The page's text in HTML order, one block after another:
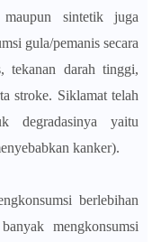
sintetik juga
gula/pemanis secara
tekanan darah tinggi,
stroke. Siklamat telah
degradasinya yaitu
kanker).
berlebihan
mengkonsumsi